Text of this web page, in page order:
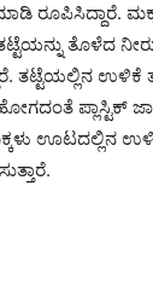
ರೂಪಿಸಿದ್ದಾರೆ.
ತೊಳೆದ
ತಟ್ಟೆಯಲ್ಲಿನ ಉಳಿಕೆ
ಹೋಗದಂತೆ ಪ್ಲಾಸ್ಟಿಕ್
ಮಕ್ಕಳು ಊಟದಲ್ಲಿನ